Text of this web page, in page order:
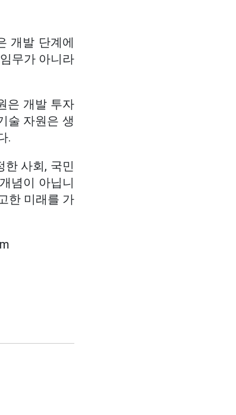
개발 단계에
무가 아니라
은 개발 투자
술 자원은 생
.
사회, 국민
념이 아닙니
한 미래를 가